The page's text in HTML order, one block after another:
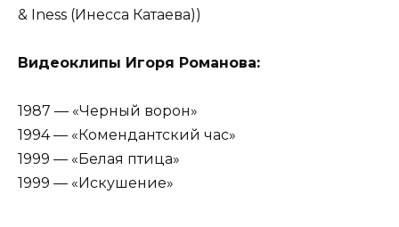
& Iness (Инесса Катаева))
Видеоклипы Игоря Романова:
1987 — «Черный ворон»
1994 — «Комендантский час»
1999 — «Белая птица»
1999 — «Искушение»